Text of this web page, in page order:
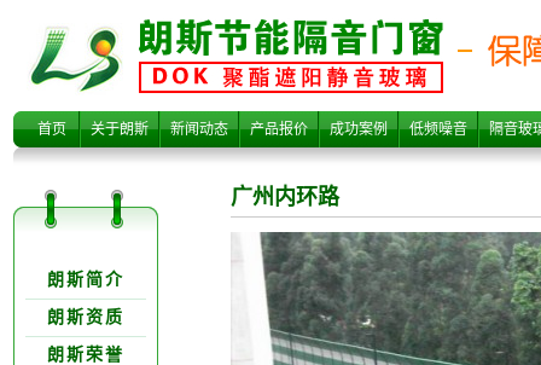
广州内环路
首页 关于朗斯 新闻动态 产品报价 成功案例 低频噪音 隔音玻
广州内环路
朗斯简介
朗斯资质
朗斯荣誉